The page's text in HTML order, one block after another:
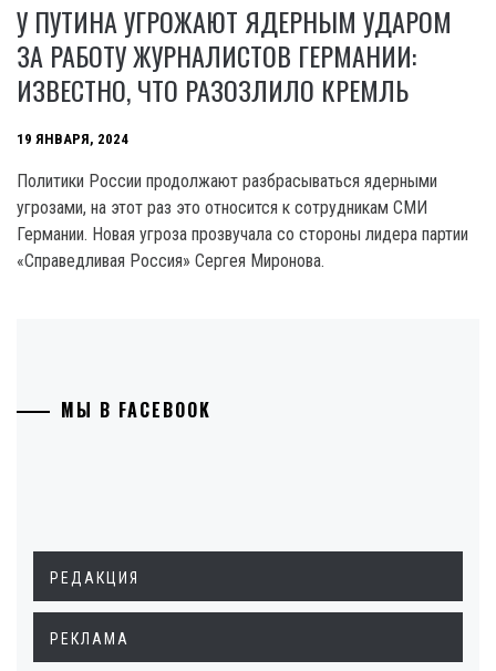
У ПУТИНА УГРОЖАЮТ ЯДЕРНЫМ УДАРОМ
ЗА РАБОТУ ЖУРНАЛИСТОВ ГЕРМАНИИ:
ИЗВЕСТНО, ЧТО РАЗОЗЛИЛО КРЕМЛЬ
19 ЯНВАРЯ, 2024
Политики России продолжают разбрасываться ядерными
угрозами, на этот раз это относится к сотрудникам СМИ
Германии. Новая угроза прозвучала со стороны лидера партии
«Справедливая Россия» Сергея Миронова.
МЫ В FACEBOOK
РЕДАКЦИЯ
РЕКЛАМА